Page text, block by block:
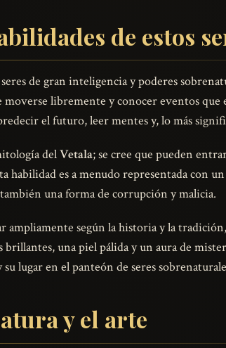
de estos
de gran inteligencia y poderes
moverse libremente y conocer eventos que
el futuro, leer mentes y, lo más
delVetala; se cree que pueden
habilidad es a menudo representada con
una forma de corrupción y malicia.
ampliamente según la historia y la
una piel pálida y un aura de
lugar en el panteón de seres
y el arte